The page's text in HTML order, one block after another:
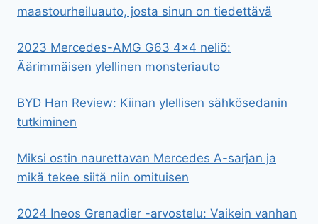
maastourheiluauto, josta sinun on tiedettävä
2023 Mercedes-AMG G63 4×4 neliö:
Äärimmäisen ylellinen monsteriauto
BYD Han Review: Kiinan ylellisen sähkösedanin
tutkiminen
Miksi ostin naurettavan Mercedes A-sarjan ja
mikä tekee siitä niin omituisen
2024 Ineos Grenadier -arvostelu: Vaikein vanhan